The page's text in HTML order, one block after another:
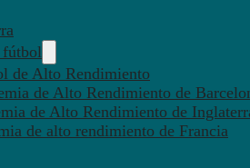
fútbol
de Alto Rendimiento
de Alto Rendimiento de
de Alto Rendimiento de
de alto rendimiento de Francia